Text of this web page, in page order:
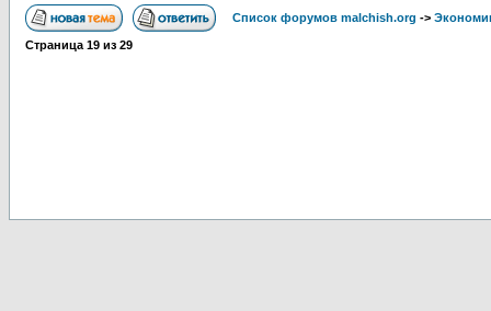
Список форумов malchish.org ->
Страница 19 из 29